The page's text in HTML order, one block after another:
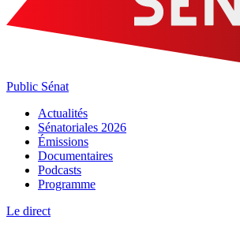
Public Sénat
Actualités
Sénatoriales 2026
Émissions
Documentaires
Podcasts
Programme
Le direct